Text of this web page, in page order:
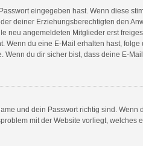
eingegeben hast. Wenn diese
deiner Erziehungsberechtigten den
neu angemeldeten Mitglieder erst
Wenn du eine E-Mail erhalten hast,
du dir sicher bist, dass deine E-
und dein Passwort richtig sind.
mit der Website vorliegt, welches